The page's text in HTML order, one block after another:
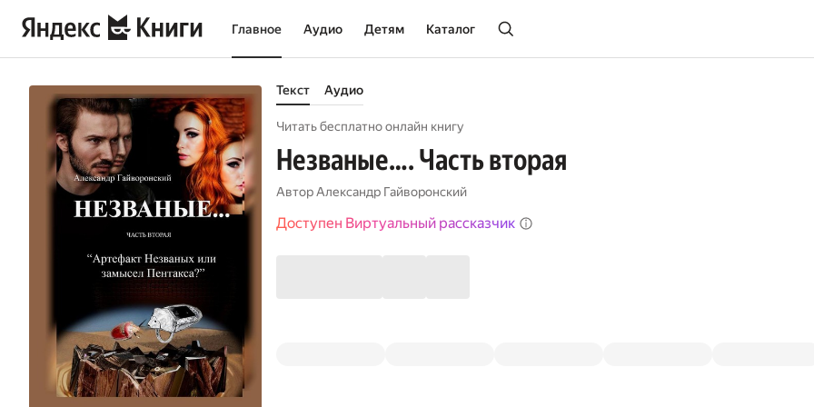
Главное Аудио Детям Каталог
Текст Аудио
Читать бесплатно онлайн книгу
Незваные…. Часть вторая
АвторАлександр Гайворонский
Доступен Виртуальный рассказчик